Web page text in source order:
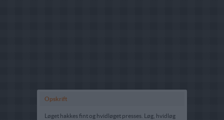
Opskrift
Løget hakkes fint og hvidløget presses. Løg, hvidløg